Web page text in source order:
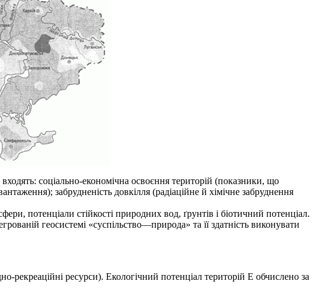
соціально-економічна освоєння територій (показники, що
забрудненість довкілля (радіаційне й хімічне забруднення
потенціали стійкості природних вод, ґрунтів і біотичний потенціал.
геосистемі «суспільство—природа» та її здатність виконувати
рекреаційні ресурси). Екологічний потенціал територій Е обчислено за